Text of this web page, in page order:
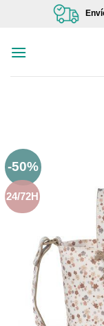
-50%
24/72H